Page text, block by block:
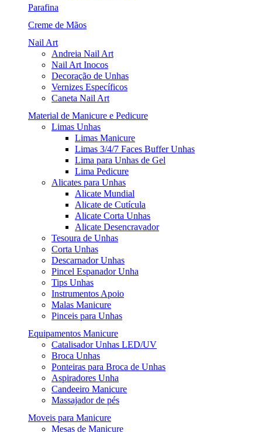
Parafina
Creme de Mãos
Nail Art
Andreia Nail Art
Nail Art Inocos
Decoração de Unhas
Vernizes Específicos
Caneta Nail Art
Material de Manicure e Pedicure
Limas Unhas
Limas Manicure
Limas 3/4/7 Faces Buffer Unhas
Lima para Unhas de Gel
Lima Pedicure
Alicates para Unhas
Alicate Mundial
Alicate de Cutícula
Alicate Corta Unhas
Alicate Desencravador
Tesoura de Unhas
Corta Unhas
Descarnador Unhas
Pincel Espanador Unha
Tips Unhas
Instrumentos Apoio
Malas Manicure
Pinceis para Unhas
Equipamentos Manicure
Catalisador Unhas LED/UV
Broca Unhas
Ponteiras para Broca de Unhas
Aspiradores Unha
Candeeiro Manicure
Massajador de pés
Moveis para Manicure
Mesas de Manicure